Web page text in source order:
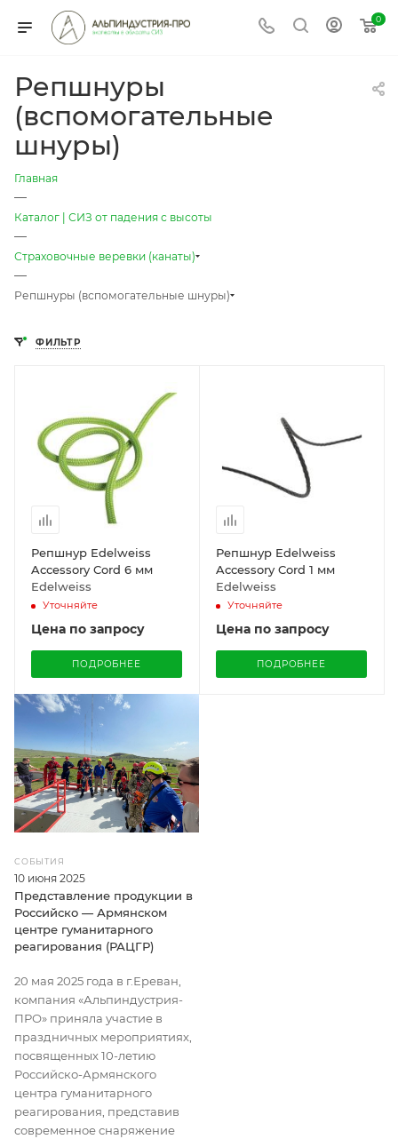
0
Репшнуры
(вспомогательные
шнуры)
Главная
—
Каталог | СИЗ от падения с высоты
—
Страховочные веревки (канаты)
—
Репшнуры (вспомогательные шнуры)
ФИЛЬТР
Репшнур Edelweiss
Accessory Cord 6 мм
Edelweiss
Уточняйте
Цена по запросу
ПОДРОБНЕЕ
Репшнур Edelweiss
Accessory Cord 1 мм
Edelweiss
Уточняйте
Цена по запросу
ПОДРОБНЕЕ
СОБЫТИЯ
10 июня 2025
Представление продукции в
Российско — Армянском
центре гуманитарного
реагирования (РАЦГР)
20 мая 2025 года в г.Ереван,
компания «Альпиндустрия-
ПРО» приняла участие в
праздничных мероприятиях,
посвященных 10-летию
Российско-Армянского
центра гуманитарного
реагирования, представив
современное снаряжение